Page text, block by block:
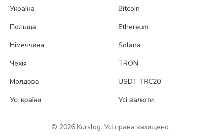
Україна
Польща
Німеччина
Чехія
Молдова
Усі країни
Bitcoin
Ethereum
Solana
TRON
USDT TRC20
Усі валюти
© 2026 Kurslog. Усі права захищено.